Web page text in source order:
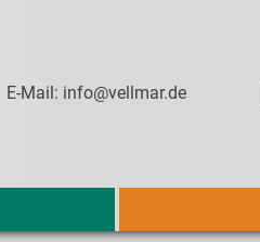
E-Mail: info@vellmar.de